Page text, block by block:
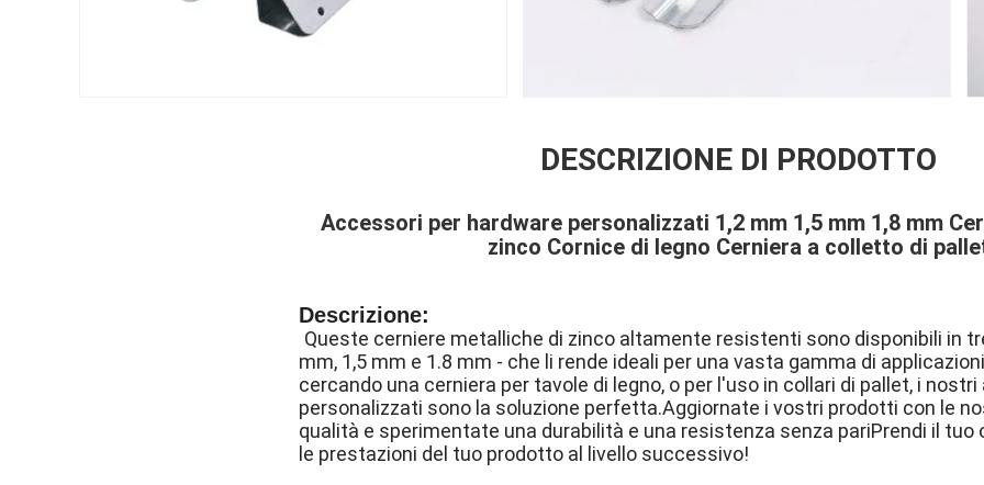
DESCRIZIONE DI PRODOTTO
Accessori per hardware personalizzati 1,2 mm 1,5 mm 1,8 mm
zinco Cornice di legno Cerniera a colletto di
Descrizione:
Queste cerniere metalliche di zinco altamente resistenti sono disponibili in
mm, 1,5 mm e 1.8 mm - che li rende ideali per una vasta gamma di
cercando una cerniera per tavole di legno, o per l'uso in collari di pallet, i
personalizzati sono la soluzione perfetta.Aggiornate i vostri prodotti con le
qualità e sperimentate una durabilità e una resistenza senza pariPrendi il tuo
le prestazioni del tuo prodotto al livello successivo!